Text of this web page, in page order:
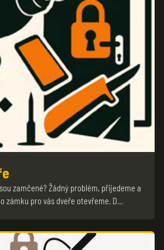
zamčené? Žádný problém, přijedeme a
zámku pro vás dveře otevřeme. D…